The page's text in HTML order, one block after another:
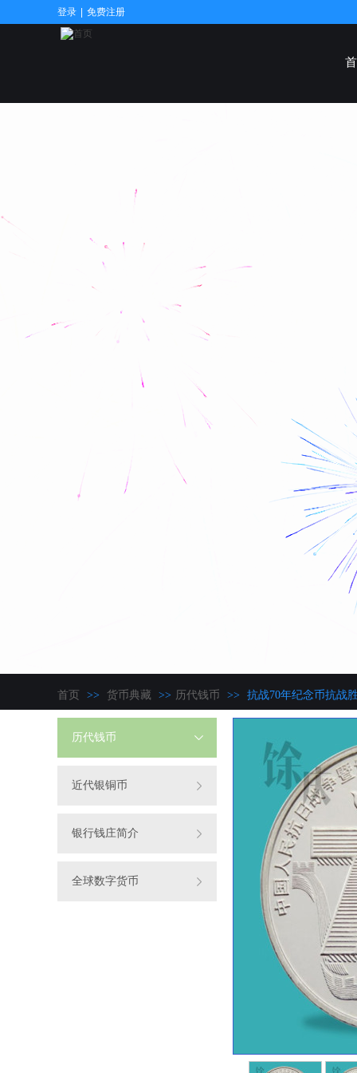
登录 免费注册
首页 >> 货币典藏 >> 历代钱币 >> 抗战70年纪念币抗战
历代钱币
近代银铜币
银行钱庄简介
全球数字货币